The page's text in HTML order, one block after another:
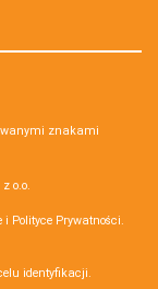
znakami
o.o.
i Polityce Prywatności.
identyfikacji.